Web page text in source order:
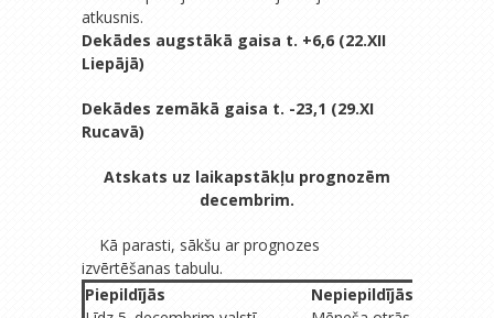
atkusnis.
Dekādes augstākā gaisa t. +6,6 (22.XII
Liepājā)
Dekādes zemākā gaisa t. -23,1 (29.XI
Rucavā)
Atskats uz laikapstākļu prognozēm
decembrim.
Kā parasti, sākšu ar prognozes
izvērtēšanas tabulu.
Piepildījās
Nepiepildījās